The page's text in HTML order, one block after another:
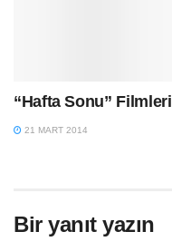
“Hafta Sonu” Filmleri
21 MART 2014
Bir yanıt yazın